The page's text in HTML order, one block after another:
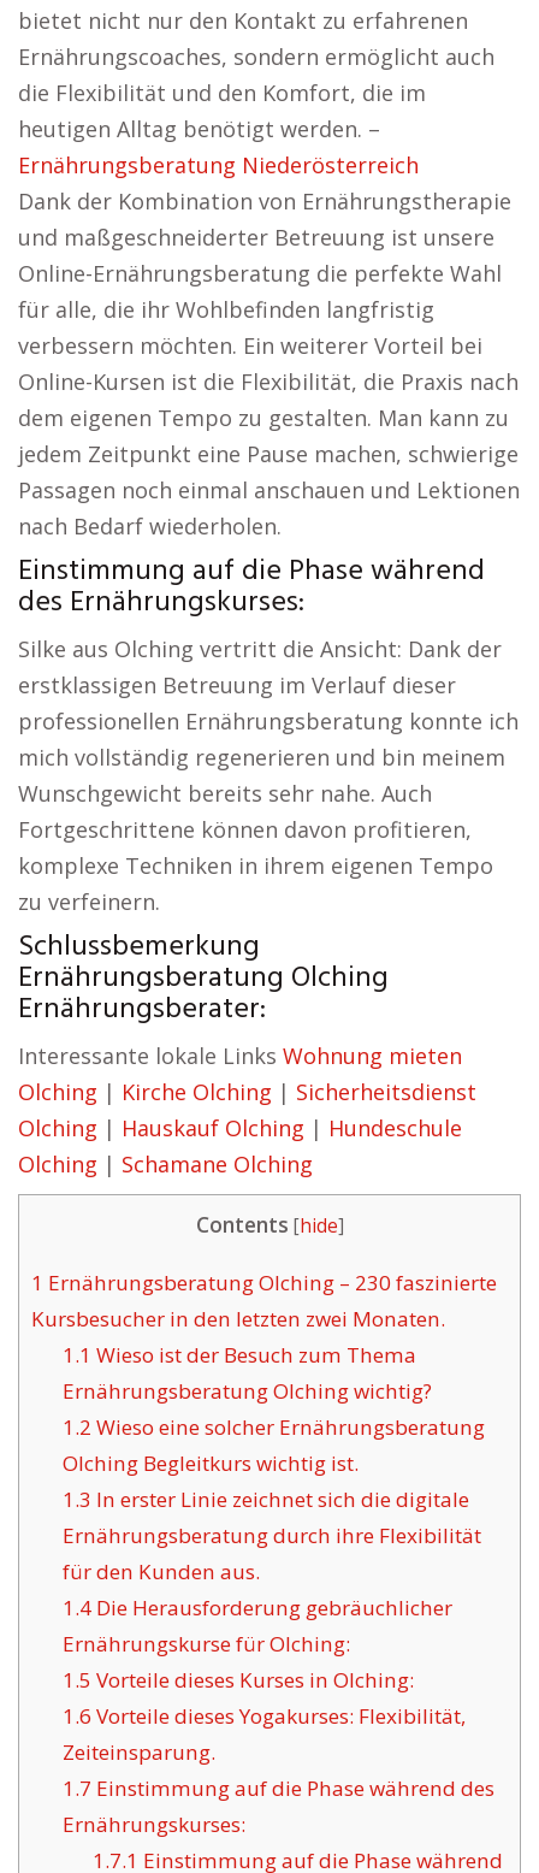
bietet nicht nur den Kontakt zu erfahrenen
Ernährungscoaches, sondern ermöglicht auch
die Flexibilität und den Komfort, die im
heutigen Alltag benötigt werden. –
Ernährungsberatung Niederösterreich
Dank der Kombination von Ernährungstherapie
und maßgeschneiderter Betreuung ist unsere
Online-Ernährungsberatung die perfekte Wahl
für alle, die ihr Wohlbefinden langfristig
verbessern möchten. Ein weiterer Vorteil bei
Online-Kursen ist die Flexibilität, die Praxis nach
dem eigenen Tempo zu gestalten. Man kann zu
jedem Zeitpunkt eine Pause machen, schwierige
Passagen noch einmal anschauen und Lektionen
nach Bedarf wiederholen.
Einstimmung auf die Phase während
des Ernährungskurses:
Silke aus Olching vertritt die Ansicht: Dank der
erstklassigen Betreuung im Verlauf dieser
professionellen Ernährungsberatung konnte ich
mich vollständig regenerieren und bin meinem
Wunschgewicht bereits sehr nahe. Auch
Fortgeschrittene können davon profitieren,
komplexe Techniken in ihrem eigenen Tempo
zu verfeinern.
Schlussbemerkung
Ernährungsberatung Olching
Ernährungsberater:
Interessante lokale Links Wohnung mieten
Olching | Kirche Olching | Sicherheitsdienst
Olching | Hauskauf Olching | Hundeschule
Olching | Schamane Olching
Contents [hide]
1 Ernährungsberatung Olching – 230 faszinierte
Kursbesucher in den letzten zwei Monaten.
1.1 Wieso ist der Besuch zum Thema
Ernährungsberatung Olching wichtig?
1.2 Wieso eine solcher Ernährungsberatung
Olching Begleitkurs wichtig ist.
1.3 In erster Linie zeichnet sich die digitale
Ernährungsberatung durch ihre Flexibilität
für den Kunden aus.
1.4Die Herausforderung gebräuchlicher
Ernährungskurse für Olching:
1.5 Vorteile dieses Kurses in Olching:
1.6 Vorteile dieses Yogakurses: Flexibilität,
Zeiteinsparung.
1.7 Einstimmung auf die Phase während des
Ernährungskurses:
1.7.1 Einstimmung auf die Phase während